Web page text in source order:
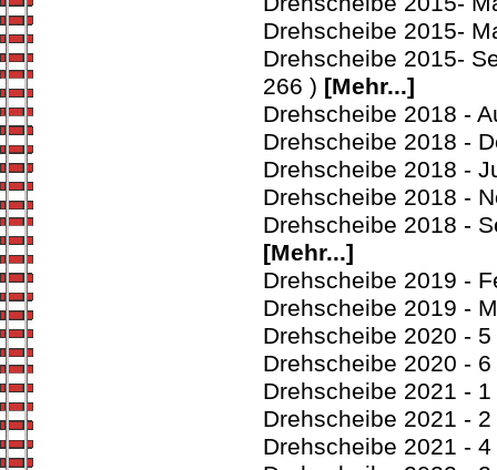
Drehscheibe 2015-
Drehscheibe 2015-
266 ) [Mehr...]
Drehscheibe 2018 -
Drehscheibe 2018 -
Drehscheibe 2018 -
Drehscheibe 2018 -
Drehscheibe 2018 -
[Mehr...]
Drehscheibe 2019 -
Drehscheibe 2019 -
Drehscheibe 2020 -
Drehscheibe 2020 -
Drehscheibe 2021 -
Drehscheibe 2021 -
Drehscheibe 2021 -